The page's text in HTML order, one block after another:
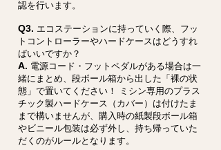
認を行います。
Q3. エコステーションに持っていく際、フッ
トコントローラーやハードケースはどうすれ
ばいいですか？
A. 電源コード・フットペダルがある場合は一
緒にまとめ、段ボール箱から出した「裸の状
態」で置いてください！ ミシン専用のプラス
チック製ハードケース（カバー）は付けたま
まで構いませんが、購入時の紙製段ボール箱
やビニール包装は必ず外し、持ち帰っていた
だくのがルールとなります。